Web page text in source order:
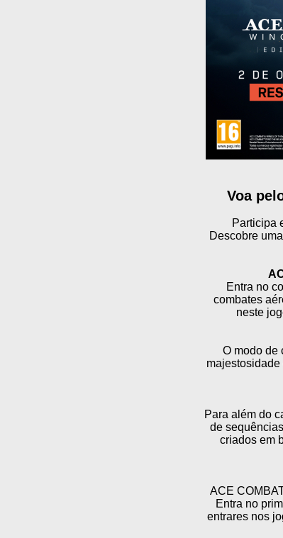
Voa
Participa
Descobre
Entra no
combates
neste
O modo de
Para além do
de
criados em
ACE
Entra no
entrares nos